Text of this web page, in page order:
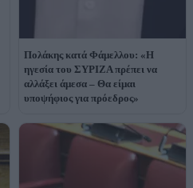
Πολάκης κατά Φάμελλου: «Η
ηγεσία του ΣΥΡΙΖΑ πρέπει να
αλλάξει άμεσα – Θα είμαι
υποψήφιος για πρόεδρος»